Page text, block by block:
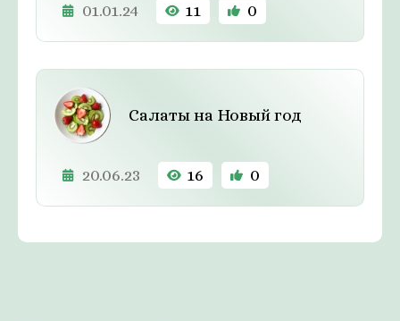
01.01.24 11 0
Салаты на Новый год
20.06.23 16 0